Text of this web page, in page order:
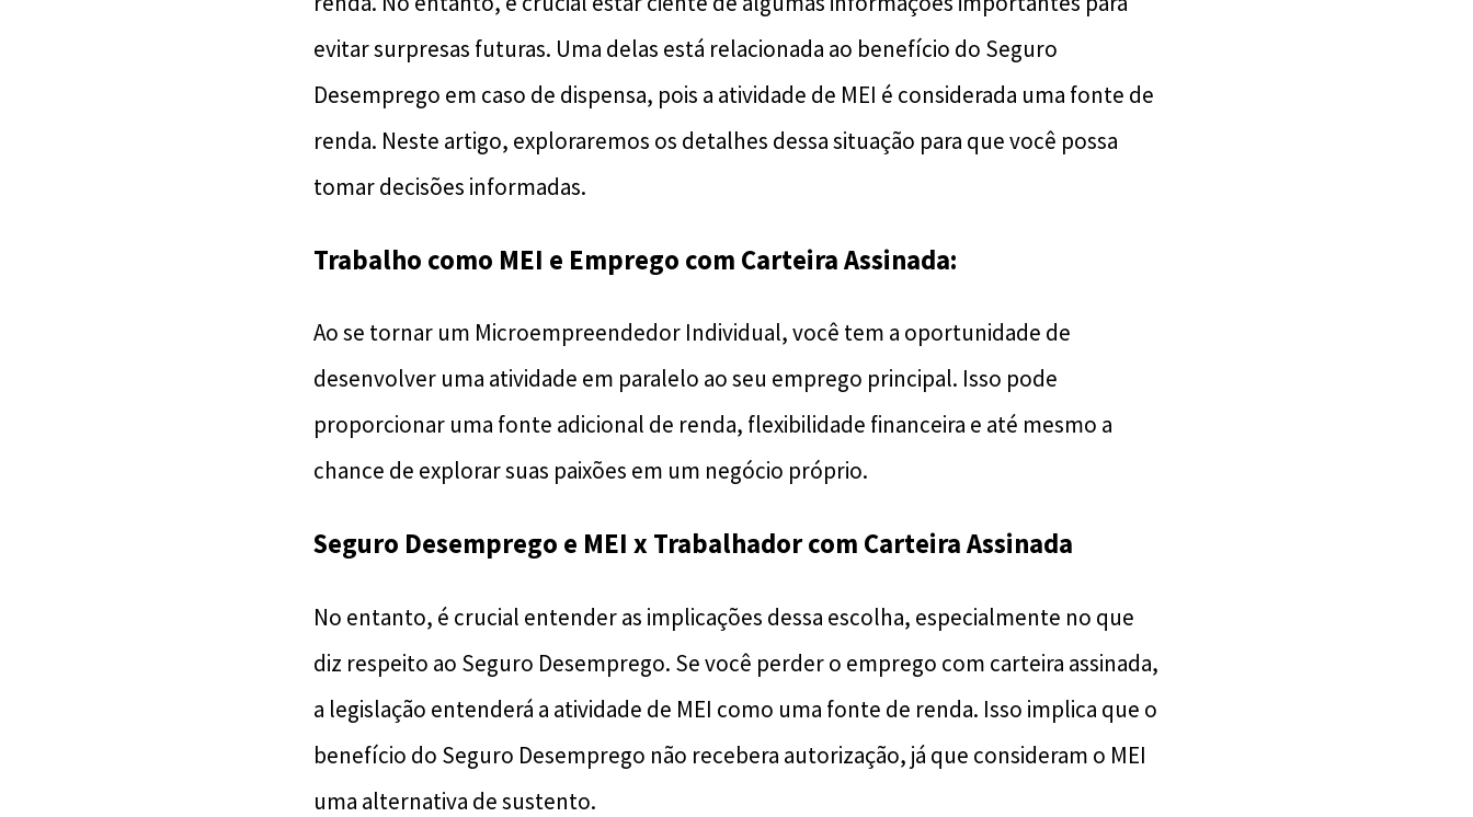
evitar surpresas futuras. Uma delas está relacionada ao benefício do Seguro
Desemprego em caso de dispensa, pois a atividade de MEI é considerada uma fonte de
renda. Neste artigo, exploraremos os detalhes dessa situação para que você possa
tomar decisões informadas.
Trabalho como MEI e Emprego com Carteira Assinada:
Ao se tornar um Microempreendedor Individual, você tem a oportunidade de
desenvolver uma atividade em paralelo ao seu emprego principal. Isso pode
proporcionar uma fonte adicional de renda, flexibilidade financeira e até mesmo a
chance de explorar suas paixões em um negócio próprio.
Seguro Desemprego e MEI x Trabalhador com Carteira Assinada
No entanto, é crucial entender as implicações dessa escolha, especialmente no que
diz respeito ao Seguro Desemprego. Se você perder o emprego com carteira assinada,
a legislação entenderá a atividade de MEI como uma fonte de renda. Isso implica que o
benefício do Seguro Desemprego não recebera autorização, já que consideram o MEI
uma alternativa de sustento.